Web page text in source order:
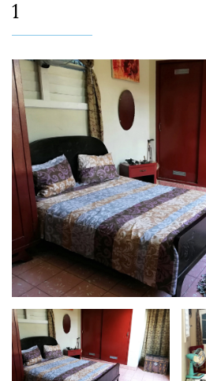
1